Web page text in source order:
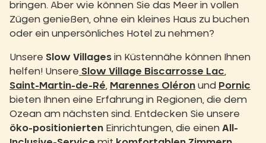
bringen. Aber wie können Sie das Meer in vollen
Zügen genießen, ohne ein kleines Haus zu buchen
oder ein unpersönliches Hotel zu nehmen?
Unsere Slow Villages in Küstennähe können Ihnen
helfen! Unsere Slow Village Biscarrosse Lac
Saint-Martin-de-Ré
Marennes Oléron und Pornic
bieten Ihnen eine Erfahrung in Regionen, die dem
Ozean am nächsten sind. Entdecken Sie unsere
öko-positionierten Einrichtungen, die einen All-